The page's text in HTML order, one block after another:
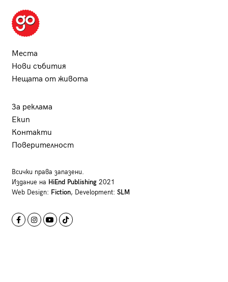
Места
Нови събития
Нещата от живота
За реклама
Екип
Контакти
Поверителност
Всички права запазени.
Издание на HiEnd Publishing2021
Web Design: Fiction, Development: SLM